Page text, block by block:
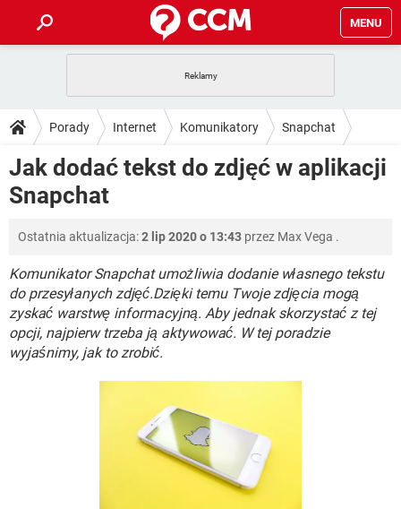
MENU
GRY WHATSAPP
SPOTIFY NETFLIX
INSTAGRAM
PORADY
PlayStation
GRY WHATSAPP
SPOTIFY
INSTAGRAM FACEBOOK
WINDOWS 10
DO POBRANIA
ANDROID
INSTAGRAM FACEBOOK
WINDOWS 10
FORUM
COVID-19 TIKTOK
GRY WHATSAPP
SPOTIFY NETFLIX
INSTAGRAM FACEBOOK
WINDOWS 10
COVID-19 TIKTOK
GRY WHATSAPP
SPOTIFY
Porady Internet Komunikatory Snapchat
Jak dodać tekst do zdjęć w aplikacji
Snapchat
Ostatnia aktualizacja:2 lip 2020 o 13:43 przez Max Vega .
Komunikator Snapchat umożliwia dodanie własnego tekstu
do przesyłanych zdjęć.Dzięki temu Twoje zdjęcia mogą
zyskać warstwę informacyjną. Aby jednak skorzystać z tej
opcji, najpierw trzeba ją aktywować. W tej poradzie
wyjaśnimy, jak to zrobić.